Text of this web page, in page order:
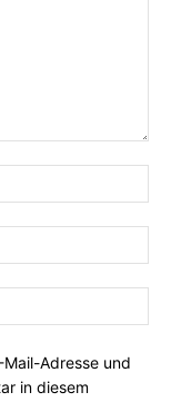
Adresse und
in diesem